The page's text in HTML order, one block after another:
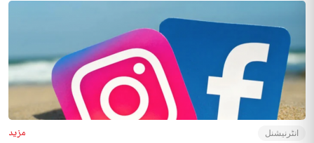
انٹرنیشنل مزید